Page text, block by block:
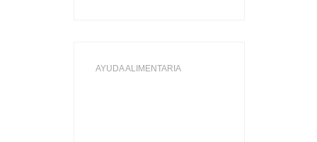
AYUDA ALIMENTARIA